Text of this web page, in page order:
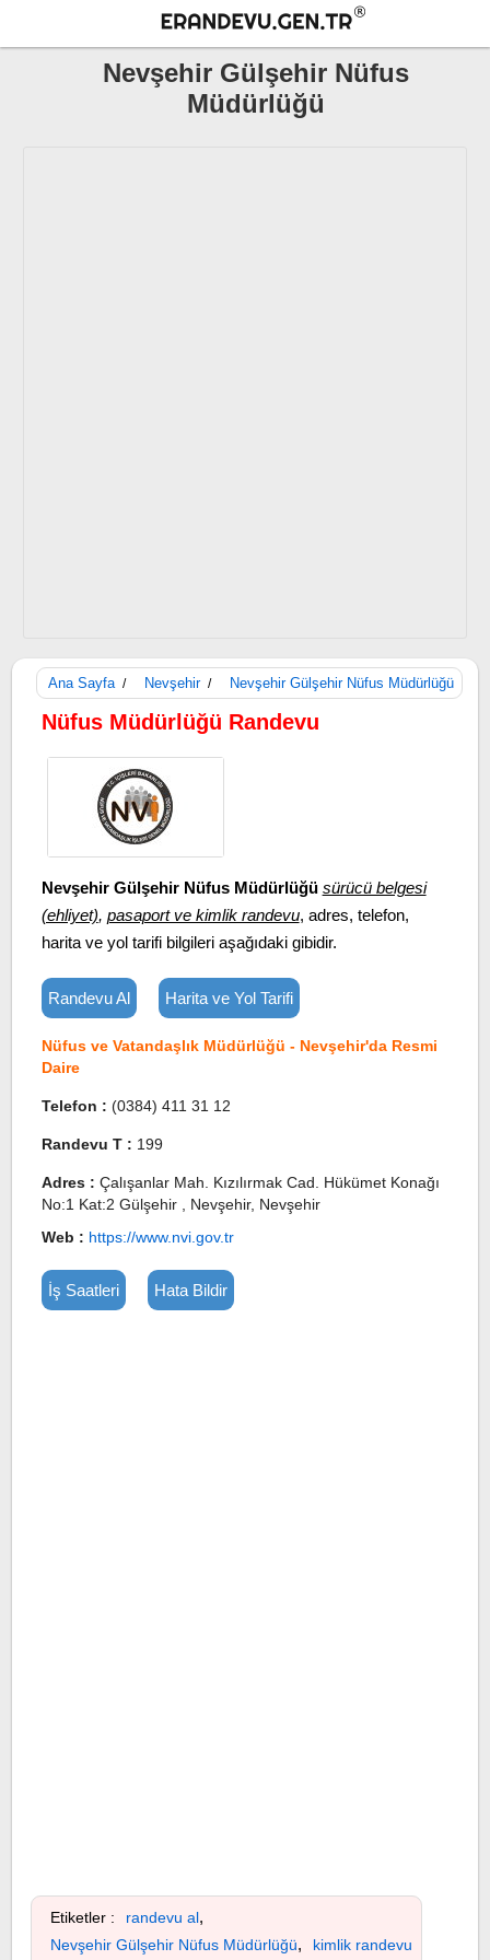
Nevşehir Gülşehir Nüfus
Müdürlüğü
Ana Sayfa / Nevşehir / Nevşehir Gülşehir Nüfus Müdürlüğü
Nüfus Müdürlüğü Randevu
Nevşehir Gülşehir Nüfus Müdürlüğü sürücü belgesi
(ehliyet), pasaport ve kimlik randevu, adres, telefon,
harita ve yol tarifi bilgileri aşağıdaki gibidir.
Randevu Al Harita ve Yol Tarifi
Nüfus ve Vatandaşlık Müdürlüğü - Nevşehir'da Resmi
Daire
Telefon : (0384) 411 31 12
Randevu T : 199
Adres : Çalışanlar Mah. Kızılırmak Cad. Hükümet Konağı
No:1 Kat:2 Gülşehir , Nevşehir, Nevşehir
Web : https://www.nvi.gov.tr
İş Saatleri Hata Bildir
Etiketler : randevu al,
Nevşehir Gülşehir Nüfus Müdürlüğü, kimlik randevu